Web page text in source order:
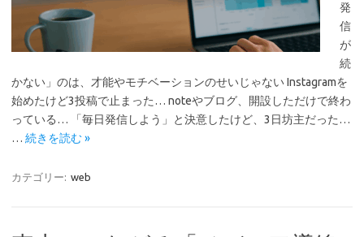
発
信
が
続
かない」のは、才能やモチベーションのせいじゃない Instagramを
始めたけど3投稿で止まった… noteやブログ、開設しただけで終わ
っている… 「毎日発信しよう」と決意したけど、3日坊主だった…
… 続きを読む »
カテゴリー: web